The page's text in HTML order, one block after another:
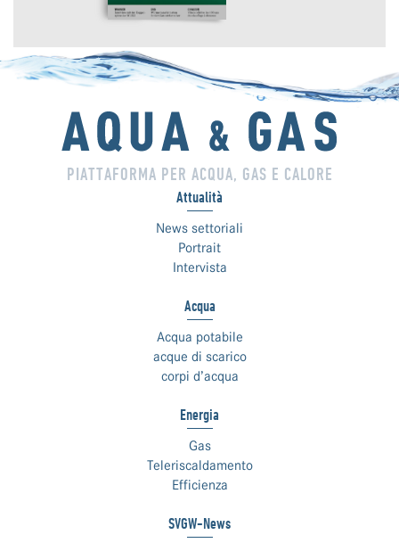
PIATTAFORMA PER ACQUA, GAS E CALORE
Attualità
News settoriali
Portrait
Intervista
Acqua
Acqua potabile
acque di scarico
corpi d’acqua
Energia
Gas
Teleriscaldamento
Efficienza
SVGW-News